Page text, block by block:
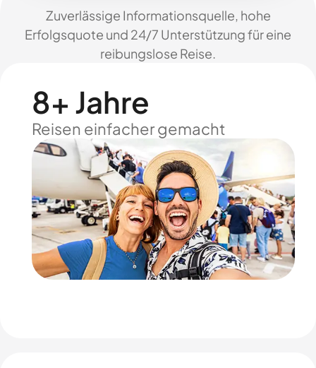
Zuverlässige Informationsquelle, hohe
Erfolgsquote und 24/7 Unterstützung für eine
reibungslose Reise.
8+ Jahre
Reisen einfacher gemacht